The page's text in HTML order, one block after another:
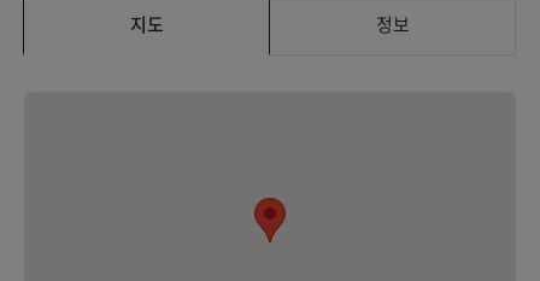
지도 정보